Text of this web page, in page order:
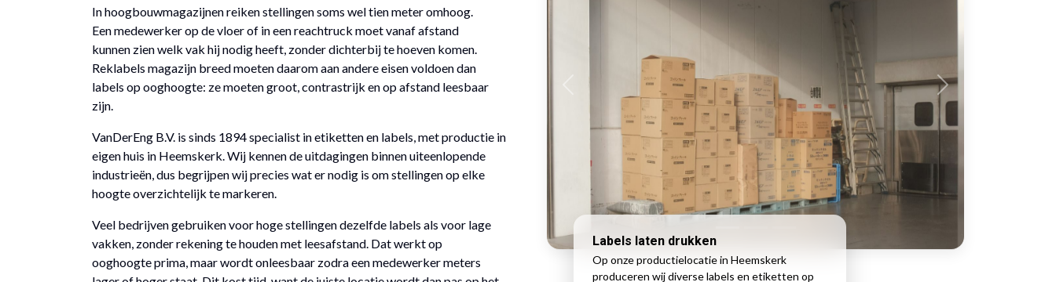
In hoogbouwmagazijnen reiken stellingen soms wel tien meter omhoog.
Een medewerker op de vloer of in een reachtruck moet vanaf afstand
kunnen zien welk vak hij nodig heeft, zonder dichterbij te hoeven komen.
Reklabels magazijn breed moeten daarom aan andere eisen voldoen dan
labels op ooghoogte: ze moeten groot, contrastrijk en op afstand leesbaar
zijn.
VanDerEng B.V. is sinds 1894 specialist in etiketten en labels, met productie in
eigen huis in Heemskerk. Wij kennen de uitdagingen binnen uiteenlopende
industrieën, dus begrijpen wij precies wat er nodig is om stellingen op elke
hoogte overzichtelijk te markeren.
Veel bedrijven gebruiken voor hoge stellingen dezelfde labels als voor lage
vakken, zonder rekening te houden met leesafstand. Dat werkt op
ooghoogte prima, maar wordt onleesbaar zodra een medewerker meters
Labels laten drukken
Op onze productielocatie in Heemskerk
produceren wij diverse labels en etiketten op